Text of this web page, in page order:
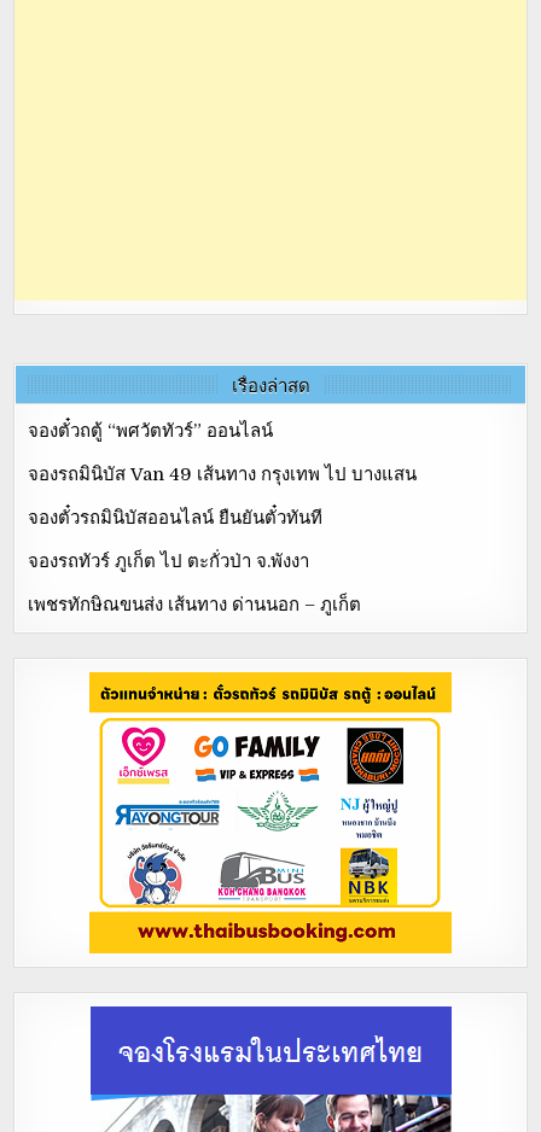
เรื่องล่าสุด
จองตั๋วถตู้ “พศวัตทัวร์” ออนไลน์
จองรถมินิบัส Van 49 เส้นทาง กรุงเทพ ไป บางแสน
จองตั๋วรถมินิบัสออนไลน์ ยืนยันตั๋วทันที
จองรถทัวร์ ภูเก็ต ไป ตะกั่วป่า จ.พังงา
เพชรทักษิณขนส่ง เส้นทาง ด่านนอก – ภูเก็ต